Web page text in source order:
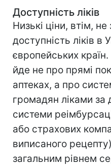
Доступність ліків
Низькі ціни, втім,
доступність ліків в
європейських
йде не про прямі
аптеках, а про
громадян ліками за
системи
або страхових
виписаного
загальним рівнем